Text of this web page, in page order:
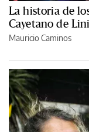
La historia de
Cayetano de
Mauricio Caminos